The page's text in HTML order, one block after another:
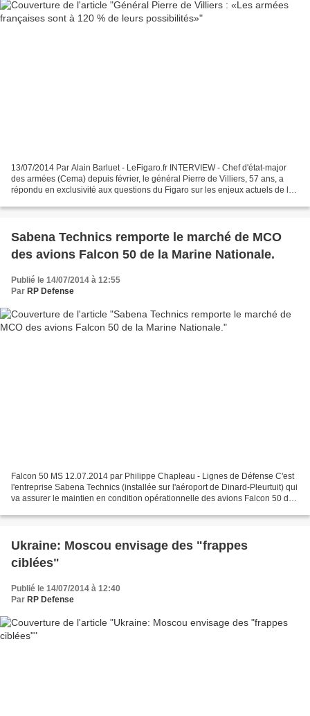
13/07/2014 Par Alain Barluet - LeFigaro.fr INTERVIEW - Chef d'état-major
des armées (Cema) depuis février, le général Pierre de Villiers, 57 ans, a
répondu en exclusivité aux questions du Figaro sur les enjeux actuels de la
Sabena Technics remporte le marché de MCO
des avions Falcon 50 de la Marine Nationale.
Publié le 14/07/2014 à 12:55
Par RP Defense
Falcon 50 MS 12.07.2014 par Philippe Chapleau - Lignes de Défense C'est
l'entreprise Sabena Technics (installée sur l'aéroport de Dinard-Pleurtuit) qui
va assurer le maintien en condition opérationnelle des avions Falcon 50 de
Ukraine: Moscou envisage des "frappes
ciblées"
Publié le 14/07/2014 à 12:40
Par RP Defense